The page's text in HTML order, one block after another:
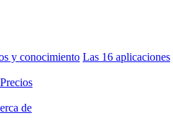
y conocimiento Las 16 aplicaciones
Precios
de